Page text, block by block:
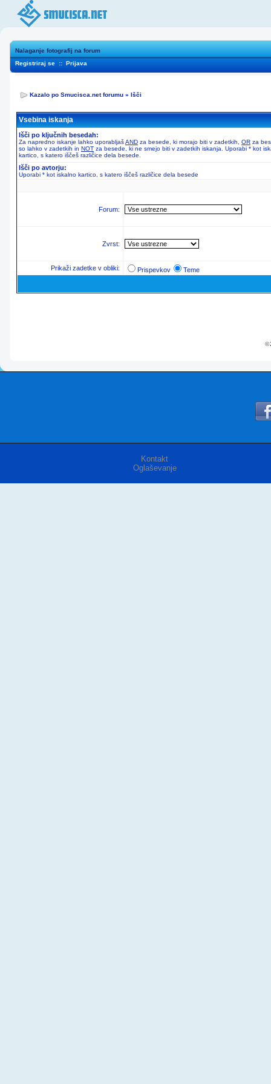
Nalaganje fotografij na forum
Registriraj se :: Prijava
Kazalo po Smucisca.net forumu » Išči
Vsebina iskanja
Išči po ključnih besedah:
Za napredno iskanje lahko uporabljašAND za besede, ki morajo biti v zadetkih, OR za
so lahko v zadetkih in NOT za besede, ki ne smejo biti v zadetkih iskanja. Uporabi * kot
kartico, s katero iščeš različice dela besede.
Išči po avtorju:
Uporabi * kot iskalno kartico, s katero iščeš različice dela besede
Forum:
Zvrst:
Prikaži zadetke v obliki: Prispevkov Teme
©
Kontakt
Oglaševanje